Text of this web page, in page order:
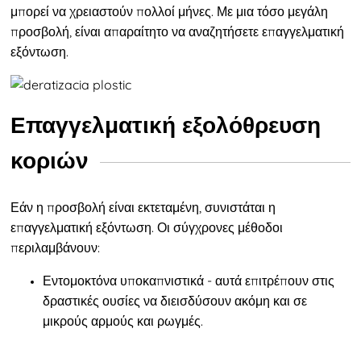
μπορεί να χρειαστούν πολλοί μήνες. Με μια τόσο μεγάλη
προσβολή, είναι απαραίτητο να αναζητήσετε επαγγελματική
εξόντωση.
Επαγγελματική εξολόθρευση
κοριών
Εάν η προσβολή είναι εκτεταμένη, συνιστάται η
επαγγελματική εξόντωση. Οι σύγχρονες μέθοδοι
περιλαμβάνουν:
Εντομοκτόνα υποκαπνιστικά - αυτά επιτρέπουν στις
δραστικές ουσίες να διεισδύσουν ακόμη και σε
μικρούς αρμούς και ρωγμές.